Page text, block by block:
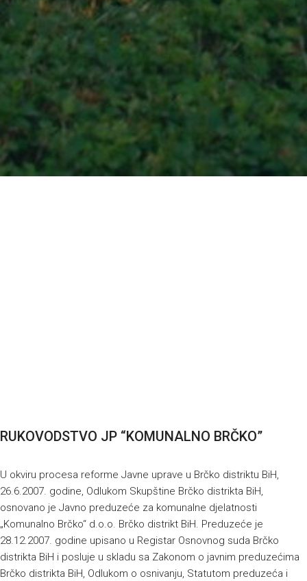
RUKOVODSTVO JP “KOMUNALNO BRČKO”
U okviru procesa reforme Javne uprave u Brčko distriktu BiH,
26.6.2007. godine, Odlukom Skupštine Brčko distrikta BiH,
osnovano je Javno preduzeće za komunalne djelatnosti
„Komunalno Brčko“ d.o.o. Brčko distrikt BiH. Preduzeće je
28.12.2007. godine upisano u Registar Osnovnog suda Brčko
distrikta BiH i posluje u skladu sa Zakonom o javnim preduzećima
Brčko distrikta BiH, Odlukom o osnivanju, Statutom preduzeća i